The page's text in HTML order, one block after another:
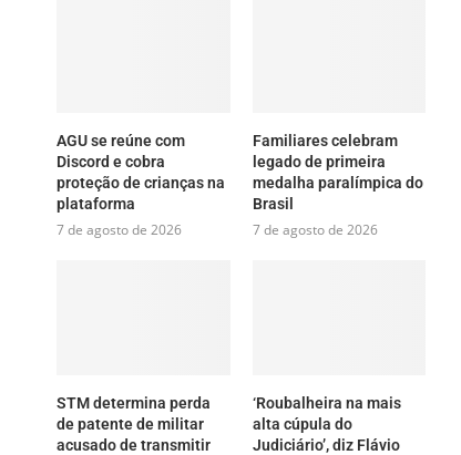
AGU se reúne com
Discord e cobra
proteção de crianças na
plataforma
7 de agosto de 2026
Familiares celebram
legado de primeira
medalha paralímpica do
Brasil
7 de agosto de 2026
STM determina perda
de patente de militar
acusado de transmitir
‘Roubalheira na mais
alta cúpula do
Judiciário’, diz Flávio